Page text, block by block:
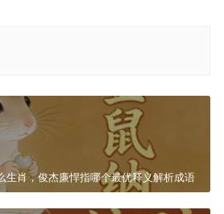
生肖，俊杰廉悍指哪个最优释义解析成语